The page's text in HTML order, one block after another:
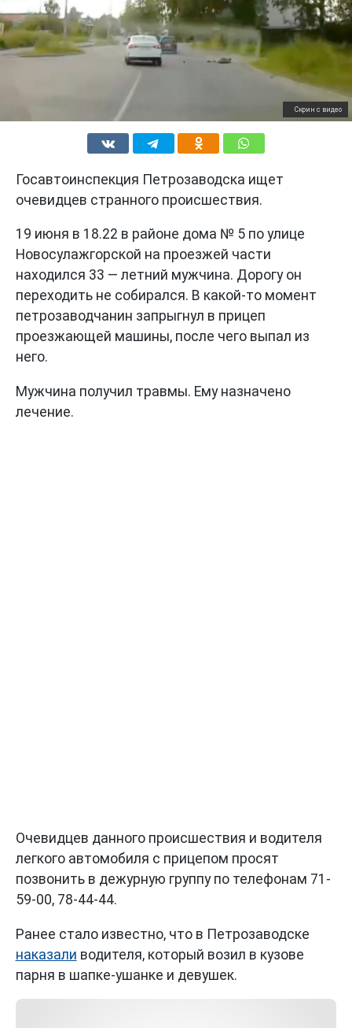
Скрин с видео
Госавтоинспекция Петрозаводска ищет
очевидцев странного происшествия.
19 июня в 18.22 в районе дома № 5 по улице
Новосулажгорской на проезжей части
находился 33 — летний мужчина. Дорогу он
переходить не собирался. В какой-то момент
петрозаводчанин запрыгнул в прицеп
проезжающей машины, после чего выпал из
него.
Мужчина получил травмы. Ему назначено
лечение.
Очевидцев данного происшествия и водителя
легкого автомобиля с прицепом просят
позвонить в дежурную группу по телефонам 71-
59-00, 78-44-44.
Ранее стало известно, что в Петрозаводске
наказали водителя, который возил в кузове
парня в шапке-ушанке и девушек.